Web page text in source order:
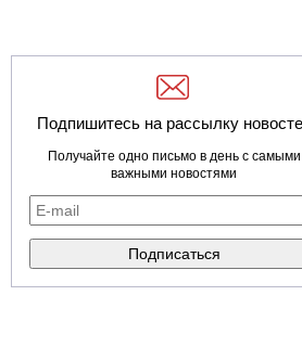
Подпишитесь на рассылку
Получайте одно письмо в день с самыми
важными новостями